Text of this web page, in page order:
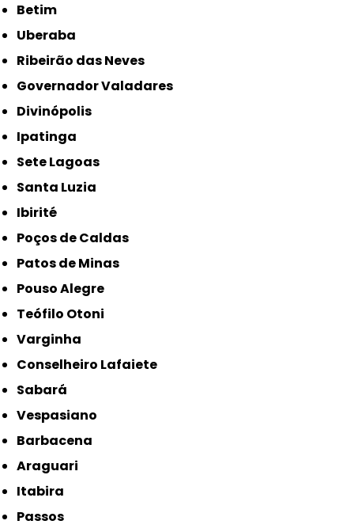
Betim
Uberaba
Ribeirão das Neves
Governador Valadares
Divinópolis
Ipatinga
Sete Lagoas
Santa Luzia
Ibirité
Poços de Caldas
Patos de Minas
Pouso Alegre
Teófilo Otoni
Varginha
Conselheiro Lafaiete
Sabará
Vespasiano
Barbacena
Araguari
Itabira
Passos